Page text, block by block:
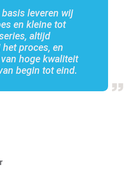
leveren wij
en kleine tot
altijd
proces, en
hoge kwaliteit
begin tot eind.